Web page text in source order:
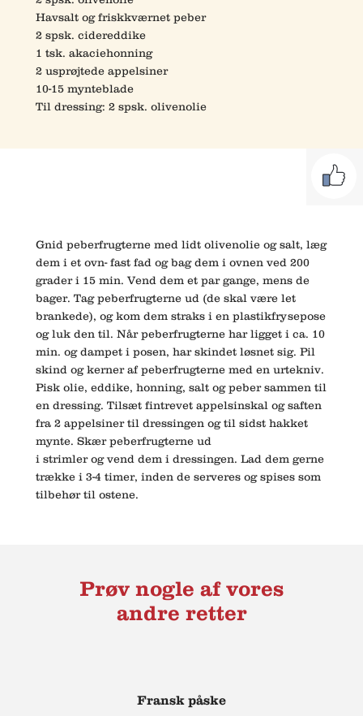
Havsalt og friskkværnet peber
2 spsk. cidereddike
1 tsk. akaciehonning
2 usprøjtede appelsiner
10-15 mynteblade
Til dressing: 2 spsk. olivenolie
Gnid peberfrugterne med lidt olivenolie og salt, læg
dem i et ovn- fast fad og bag dem i ovnen ved 200
grader i 15 min. Vend dem et par gange, mens de
bager. Tag peberfrugterne ud (de skal være let
brankede), og kom dem straks i en plastikfrysepose
og luk den til. Når peberfrugterne har ligget i ca. 10
min. og dampet i posen, har skindet løsnet sig. Pil
skind og kerner af peberfrugterne med en urtekniv.
Pisk olie, eddike, honning, salt og peber sammen til
en dressing. Tilsæt fintrevet appelsinskal og saften
fra 2 appelsiner til dressingen og til sidst hakket
mynte. Skær peberfrugterne ud
i strimler og vend dem i dressingen. Lad dem gerne
trække i 3-4 timer, inden de serveres og spises som
tilbehør til ostene.
Prøv nogle af vores
andre retter
Fransk påske